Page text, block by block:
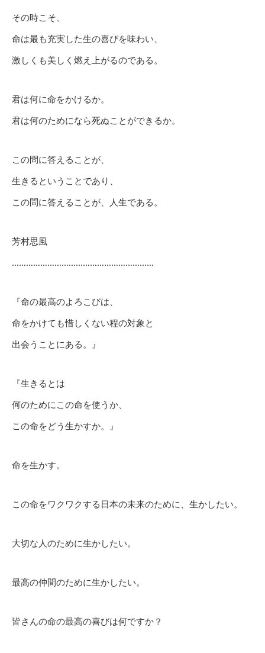
その時こそ、
命は最も充実した生の喜びを味わい、
激しくも美しく燃え上がるのである。
君は何に命をかけるか。
君は何のためになら死ぬことができるか。
この問に答えることが、
生きるということであり、
この問に答えることが、人生である。
芳村思風
……………………………………………………
『命の最高のよろこびは、
命をかけても惜しくない程の対象と
出会うことにある。』
『生きるとは
何のためにこの命を使うか、
この命をどう生かすか。』
命を生かす。
この命をワクワクする日本の未来のために、生かしたい。
大切な人のために生かしたい。
最高の仲間のために生かしたい。
皆さんの命の最高の喜びは何ですか？